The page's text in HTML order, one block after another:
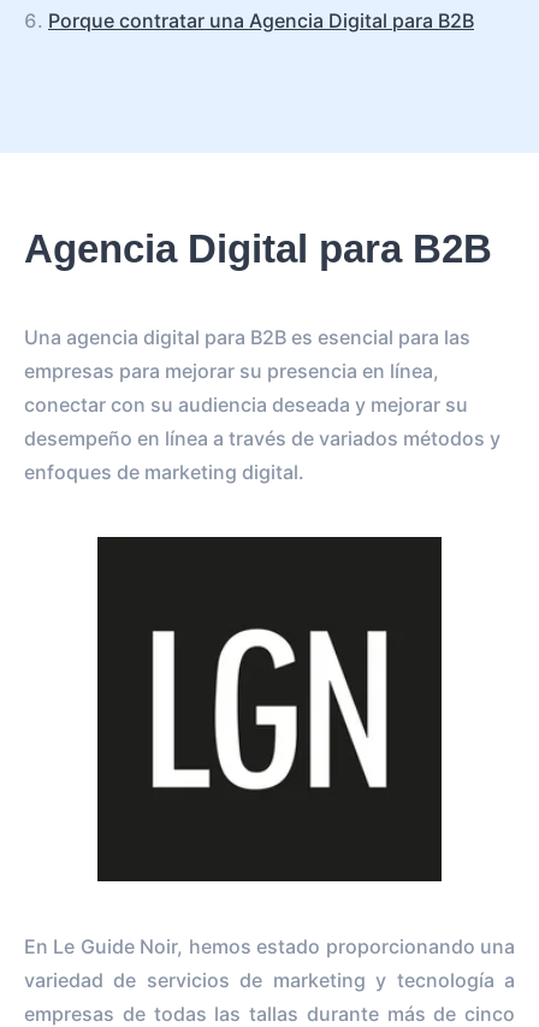
Porque contratar una Agencia Digital para B2B
Agencia Digital para B2B
Una agencia digital para B2B es esencial para las
empresas para mejorar su presencia en línea,
conectar con su audiencia deseada y mejorar su
desempeño en línea a través de variados métodos y
enfoques de marketing digital.
En Le Guide Noir, hemos estado proporcionando una
variedad de servicios de marketing y tecnología a
empresas de todas las tallas durante más de cinco